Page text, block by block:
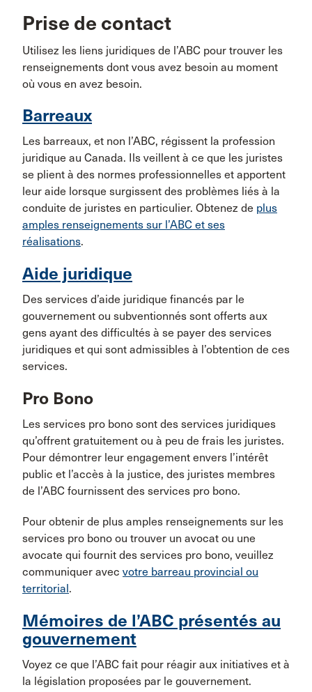
Prise de contact
Utilisez les liens juridiques de l’ABC pour trouver les
renseignements dont vous avez besoin au moment
où vous en avez besoin.
Barreaux
Les barreaux, et non l’ABC, régissent la profession
juridique au Canada. Ils veillent à ce que les juristes
se plient à des normes professionnelles et apportent
leur aide lorsque surgissent des problèmes liés à la
conduite de juristes en particulier. Obtenez de plus
amples renseignements sur l’ABC et ses
réalisations.
Aide juridique
Des services d’aide juridique financés par le
gouvernement ou subventionnés sont offerts aux
gens ayant des difficultés à se payer des services
juridiques et qui sont admissibles à l’obtention de ces
services.
Pro Bono
Les services pro bono sont des services juridiques
qu’offrent gratuitement ou à peu de frais les juristes.
Pour démontrer leur engagement envers l’intérêt
public et l’accès à la justice, des juristes membres
de l’ABC fournissent des services pro bono.
Pour obtenir de plus amples renseignements sur les
services pro bono ou trouver un avocat ou une
avocate qui fournit des services pro bono, veuillez
communiquer avec votre barreau provincial ou
territorial.
Mémoires de l’ABC présentés au
gouvernement
Voyez ce que l’ABC fait pour réagir aux initiatives et à
la législation proposées par le gouvernement.